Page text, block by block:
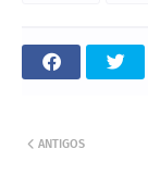
ANTIGOS